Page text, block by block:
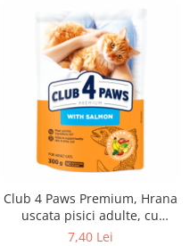
Club 4 Paws Premium, Hrana
uscata pisici adulte, cu
Somon, 300g
7,40 Lei